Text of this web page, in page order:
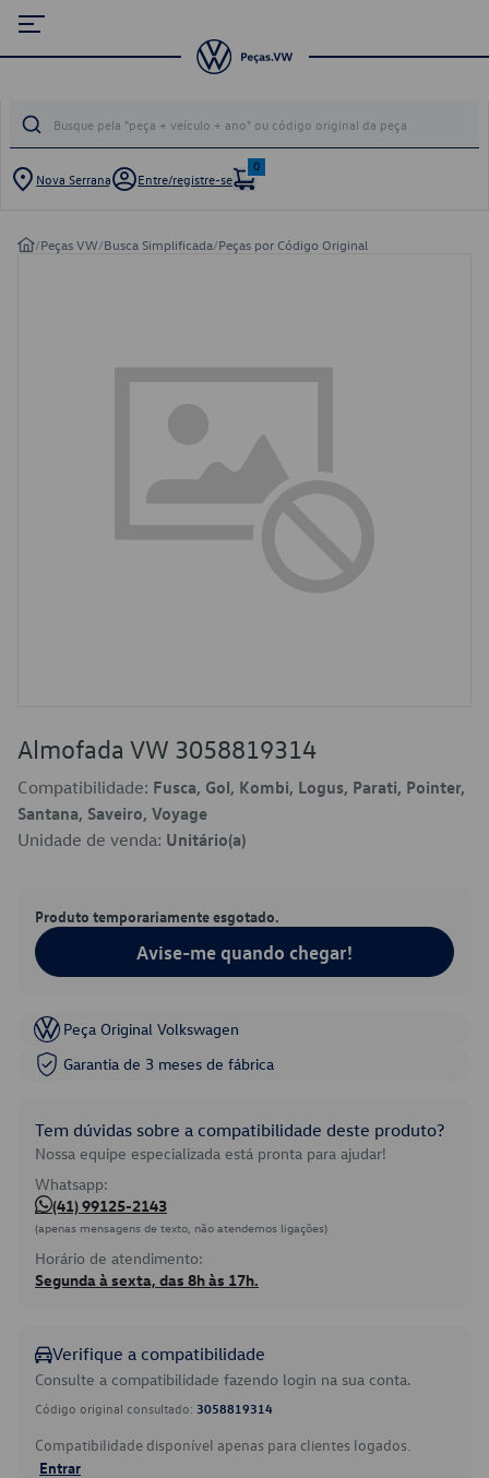
Nova Serrana Entre/registre-se
0
/Peças VW/Busca Simplificada/Peças por Código Original
Almofada VW 3058819314
Compatibilidade: Fusca, Gol, Kombi, Logus, Parati, Pointer,
Santana, Saveiro, Voyage
Unidade de venda: Unitário(a)
Produto temporariamente esgotado.
Avise-me quando chegar!
Peça Original Volkswagen
Garantia de 3 meses de fábrica
Tem dúvidas sobre a compatibilidade deste produto?
Nossa equipe especializada está pronta para ajudar!
Whatsapp:
(41) 99125-2143
(apenas mensagens de texto, não atendemos ligações)
Horário de atendimento:
Segunda à sexta, das 8h às 17h.
Verifique a compatibilidade
Consulte a compatibilidade fazendo login na sua conta.
Código original consultado: 3058819314
Compatibilidade disponível apenas para clientes logados.
Entrar